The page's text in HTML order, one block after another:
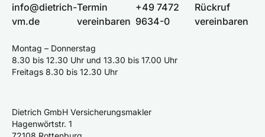
info@dietrich-
vm.de
Termin
vereinbaren
+49 7472
9634-0
Rückruf
vereinbaren
Montag – Donnerstag
8.30 bis 12.30 Uhr und 13.30 bis 17.00 Uhr
Freitags 8.30 bis 12.30 Uhr
Dietrich GmbH Versicherungsmakler
Hagenwörtstr. 1